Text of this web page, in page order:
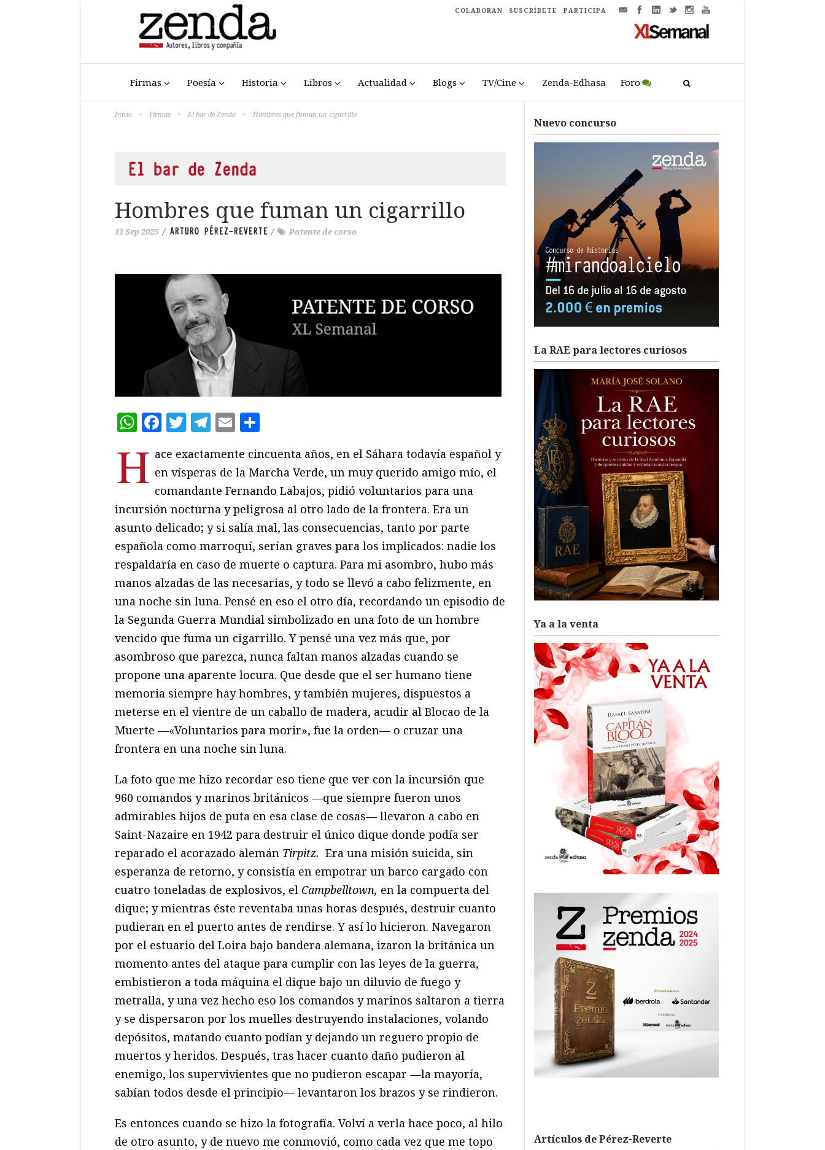
COLABORAN SUSCRÍBETE PARTICIPA
Firmas Poesía Historia Libros Actualidad Blogs TV/Cine Zenda-Edhasa Foro
Inicio > Firmas > El bar de Zenda > Hombres que fuman un cigarrillo
El bar de Zenda
Hombres que fuman un cigarrillo
11 Sep 2025 / ARTURO PÉREZ-REVERTE / Patente de corso
WhatsApp
Facebook
Twitter
Telegram
Email
H ace exactamente cincuenta años, en el Sáhara todavía español y
en vísperas de la Marcha Verde, un muy querido amigo mío, el
comandante Fernando Labajos, pidió voluntarios para una
incursión nocturna y peligrosa al otro lado de la frontera. Era un
asunto delicado; y si salía mal, las consecuencias, tanto por parte
española como marroquí, serían graves para los implicados: nadie los
respaldaría en caso de muerte o captura. Para mi asombro, hubo más
manos alzadas de las necesarias, y todo se llevó a cabo felizmente, en
una noche sin luna. Pensé en eso el otro día, recordando un episodio de
la Segunda Guerra Mundial simbolizado en una foto de un hombre
vencido que fuma un cigarrillo. Y pensé una vez más que, por
asombroso que parezca, nunca faltan manos alzadas cuando se
propone una aparente locura. Que desde que el ser humano tiene
memoria siempre hay hombres, y también mujeres, dispuestos a
meterse en el vientre de un caballo de madera, acudir al Blocao de la
Muerte —«Voluntarios para morir», fue la orden— o cruzar una
frontera en una noche sin luna.
La foto que me hizo recordar eso tiene que ver con la incursión que
960 comandos y marinos británicos —que siempre fueron unos
admirables hijos de puta en esa clase de cosas— llevaron a cabo en
Saint-Nazaire en 1942 para destruir el único dique donde podía ser
reparado el acorazado alemán Tirpitz. Era una misión suicida, sin
esperanza de retorno, y consistía en empotrar un barco cargado con
cuatro toneladas de explosivos, el Campbelltown, en la compuerta del
dique; y mientras éste reventaba unas horas después, destruir cuanto
pudieran en el puerto antes de rendirse. Y así lo hicieron. Navegaron
por el estuario del Loira bajo bandera alemana, izaron la británica un
momento antes del ataque para cumplir con las leyes de la guerra,
embistieron a toda máquina el dique bajo un diluvio de fuego y
metralla, y una vez hecho eso los comandos y marinos saltaron a tierra
y se dispersaron por los muelles destruyendo instalaciones, volando
depósitos, matando cuanto podían y dejando un reguero propio de
muertos y heridos. Después, tras hacer cuanto daño pudieron al
enemigo, los supervivientes que no pudieron escapar —la mayoría,
sabían todos desde el principio— levantaron los brazos y se rindieron.
Es entonces cuando se hizo la fotografía. Volví a verla hace poco, al hilo
de otro asunto, y de nuevo me conmovió, como cada vez que me topo
Nuevo concurso
La RAE para lectores curiosos
Ya a la venta
Artículos de Pérez-Reverte